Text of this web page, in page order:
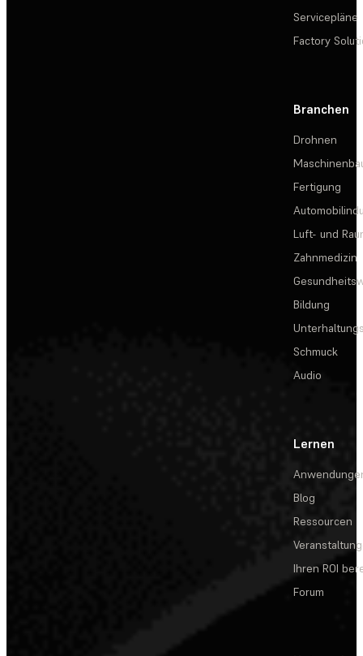
Servicepläne
Factory
Branchen
Drohnen
Fertigung
Luft- und
Zahnmedizin
Bildung
Schmuck
Audio
Lernen
Blog
Ressourcen
Ihren ROI
Forum